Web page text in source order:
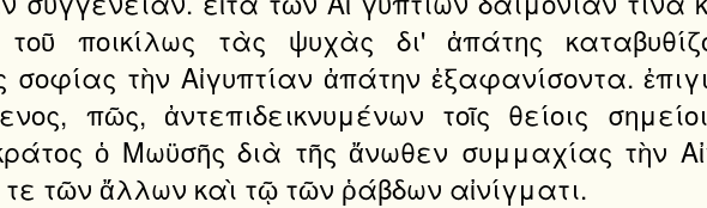
τοῦ ποικίλως τὰς ψυχὰς δι' ἀπάτης
σοφίας τὴν Αἰγυπτίαν ἀπάτην ἐξαφανίσοντα.
πῶς, ἀντεπιδεικνυμένων τοῖς θείοις
ὁ Μωϋσῆς διὰ τῆς ἄνωθεν συμμαχίας τὴν
τε τῶν ἄλλων καὶ τῷ τῶν ῥάβδων αἰνίγματι.